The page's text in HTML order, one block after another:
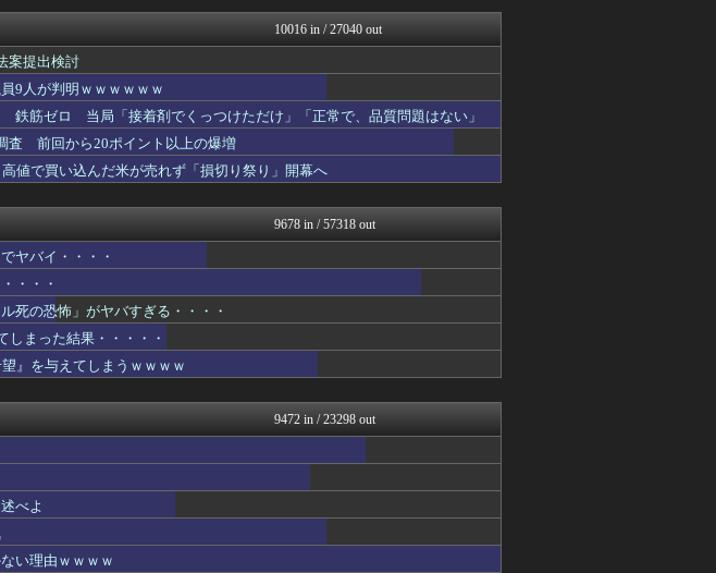
国難にあってもの申す！！
負ける」「核を持たず日本...
和解せよ！」
にゅーすアルー！
ふぇー速
アに逆転負け ８戦全敗
痛いニュース(ﾉ∀`)
盗んだ男を逮捕 ネッ...
判明
日本第一！ニュース録
】
アルファルファモザイク＠ネ...
ヤバすぎる・・・・
NEWSまとめもりー｜2c...
下という信じられない後...
に批判殺到、鹿児島の養鶏...
に韓半島の男の血が入る可...
あじあニュースちゃんねる
撃用無人機・AIなど導...
軍事・ミリタリー速報☆彡
スポーツマンガ祭...
語』の世界もセリフ変更...
が狂いだしてしまうｗｗｗ...
オレ的ゲーム速報＠刃
国家公務員月給3.51...
52％」の波紋【8...
みそパンNEWS
引用が6割超 [8/...
を持たないと負ける」と...
房を盗んだ42歳無職...
理想ちゃんねる
さプロパガンダ高市との...
「差別するなんて最低だ！...
う発表は嫌い。人間として...
モナニュース
ど経った結果ｗｗ
ふぇー速
10016 in / 27040 out
案提出検討
9人が判明ｗｗｗｗｗｗ
鉄筋ゼロ 当局「接着剤でくっつけただけ」「正常で、品質問題はない」
査 前回から20ポイント以上の爆増
値で買い込んだ米が売れず「損切り祭り」開幕へ
9678 in / 57318 out
ヤバイ・・・・
・・・
死の恐怖」がヤバすぎる・・・・
しまった結果・・・・・
』を与えてしまうｗｗｗｗ
9472 in / 23298 out
べよ
い理由ｗｗｗｗ